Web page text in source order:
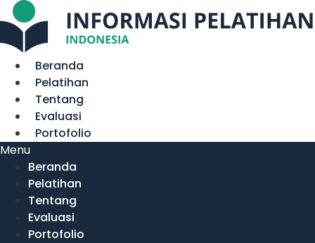
Lewati
ke
konten
Beranda
Pelatihan
Tentang
Evaluasi
Portofolio
Menu
Beranda
Pelatihan
Tentang
Evaluasi
Portofolio